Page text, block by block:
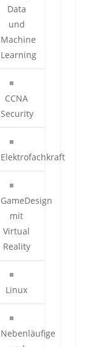
Data
und
Machine
Learning
CCNA
Security
Elektrofachkraft
GameDesign
mit
Virtual
Reality
Linux
Nebenläufige